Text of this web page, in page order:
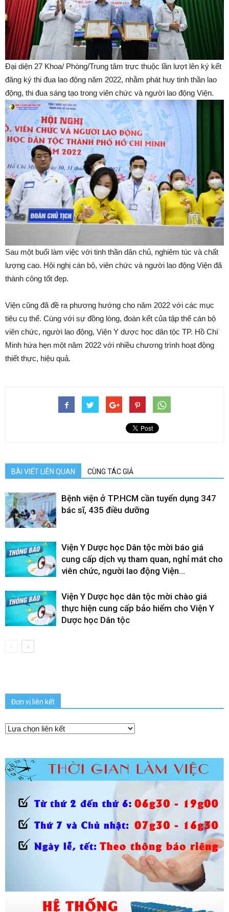
Đại diện 27 Khoa/ Phòng/Trung tâm trực thuộc lần lượt lên ký kết
đăng ký thi đua lao động năm 2022, nhằm phát huy tinh thần lao
động, thi đua sáng tạo trong viên chức và người lao động Viện.
Sau một buổi làm việc với tinh thần dân chủ, nghiêm túc và chất
lượng cao. Hội nghị cán bộ, viên chức và người lao động Viện đã
thành công tốt đẹp.
Viện cũng đã đề ra phương hướng cho năm 2022 với các mục
tiêu cụ thể. Cùng với sự đồng lòng, đoàn kết của tập thể cán bộ
viên chức, người lao động, Viện Y dược học dân tộc TP. Hồ Chí
Minh hứa hẹn một năm 2022 với nhiều chương trình hoạt động
thiết thực, hiệu quả.
BÀI VIẾT LIÊN QUAN CÙNG TÁC GIẢ
Bệnh viện ở TP.HCM cần tuyển dụng 347
bác sĩ, 435 điều dưỡng
Viện Y Dược học Dân tộc mời báo giá
cung cấp dịch vụ tham quan, nghỉ mát cho
viên chức, người lao động Viện...
Viện Y Dược học dân tộc mời chào giá
thực hiện cung cấp bảo hiểm cho Viện Y
Dược học Dân tộc
Đơn vị liên kết